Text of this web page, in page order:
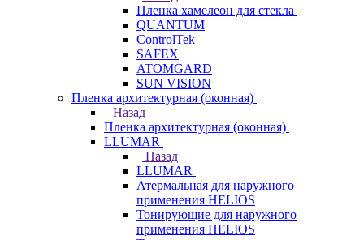
Пленка хамелеон для стекла
QUANTUM
ControlTek
SAFEX
ATOMGARD
SUN VISION
Пленка архитектурная (оконная)
Назад
Пленка архитектурная (оконная)
LLUMAR
Назад
LLUMAR
Атермальная для наружного
применения HELIOS
Тонирующие для наружного
применения HELIOS